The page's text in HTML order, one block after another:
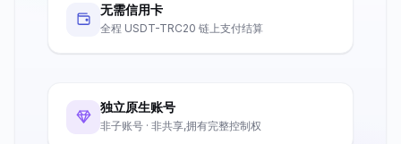
无需信用卡
全程 USDT-TRC20 链上支付结算
独立原生账号
非子账号 · 非共享,拥有完整控制权